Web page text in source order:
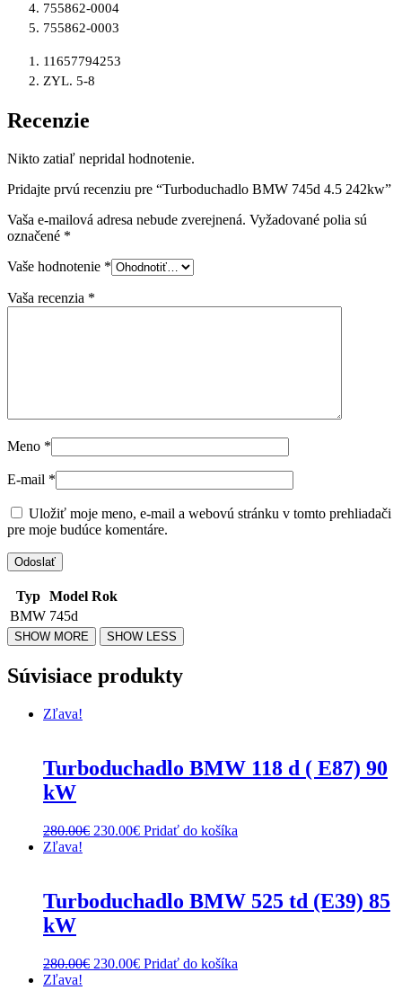
755862-0004
755862-0003
11657794253
ZYL. 5-8
Recenzie
Nikto zatiaľ nepridal hodnotenie.
Pridajte prvú recenziu pre “Turboduchadlo BMW 745d 4.5 242kw”
Vaša e-mailová adresa nebude zverejnená. Vyžadované polia sú
označené *
Vaše hodnotenie *
Vaša recenzia *
Meno *
E-mail *
Uložiť moje meno, e-mail a webovú stránku v tomto prehliadači
pre moje budúce komentáre.
Typ Model Rok
BMW 745d
Súvisiace produkty
Zľava!
Turboduchadlo BMW 118 d ( E87) 90
kW
280.00€ Original
230.00€Current
Pridať do košíka
Zľava!
Turboduchadlo BMW 525 td (E39) 85
kW
280.00€ Original
230.00€Current
Pridať do košíka
Zľava!